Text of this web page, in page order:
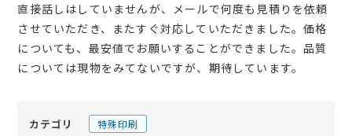
直接話しはしていませんが、メールで何度も見積りを依頼
させていただき、またすぐ対応していただきました。価格
についても、最安値でお願いすることができました。品質
については現物をみてないですが、期待しています。
カテゴリ 特殊印刷